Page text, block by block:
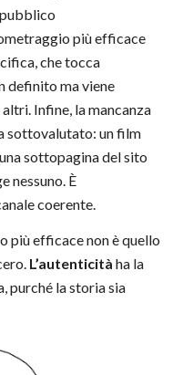
più efficace
che tocca
definito ma viene
Infine, la mancanza
sottovalutato: un film
sottopagina del sito
nessuno. È
coerente.
efficace non è quello
L’autenticità ha la
purché la storia sia